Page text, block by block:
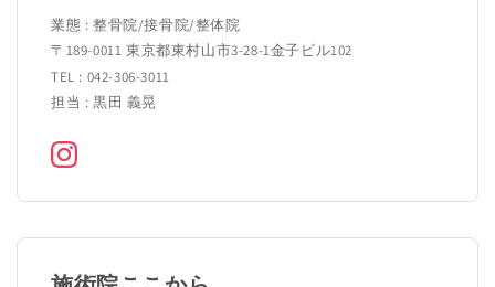
業態 : 整骨院/接骨院/整体院
〒189-0011 東京都東村山市3-28-1金子ビル102
TEL : 042-306-3011
担当 : 黒田 義晃